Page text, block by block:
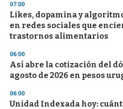
d
s
o
f
3
s
e
c
o
d
s
07:00
Likes, dopamina y
en redes sociales que
trastornos alimentarios
06:00
Así abre la cotización del
agosto de 2026 en pesos
06:00
Unidad Indexada hoy: